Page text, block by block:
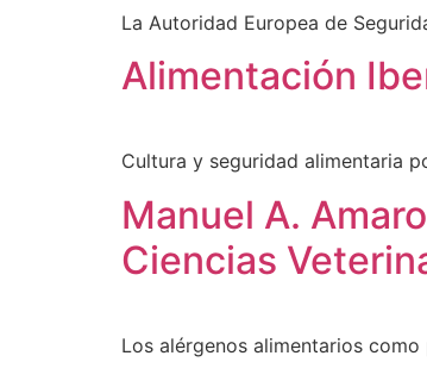
La Autoridad Europea de
Alimentación
Cultura y seguridad alimentaria
Manuel A.
Ciencias
Los alérgenos alimentarios